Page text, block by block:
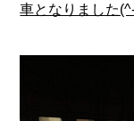
車となりました